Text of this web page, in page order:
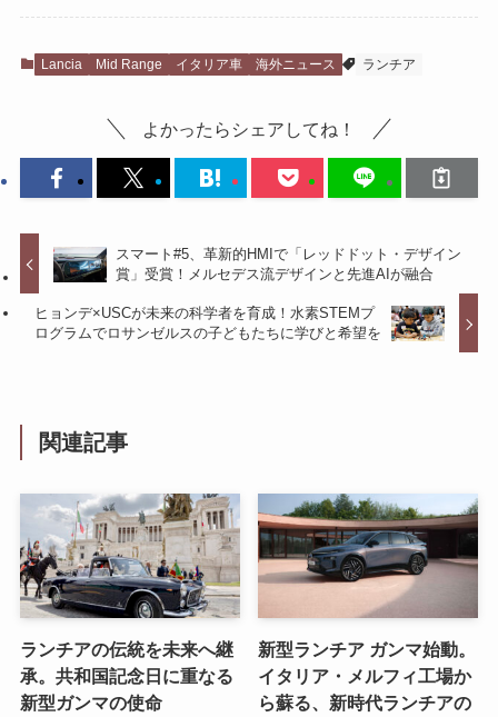
Lancia Mid Range イタリア車 海外ニュース ランチア
よかったらシェアしてね！
スマート#5、革新的HMIで「レッドドット・デザイン
賞」受賞！メルセデス流デザインと先進AIが融合
ヒョンデ×USCが未来の科学者を育成！水素STEMプ
ログラムでロサンゼルスの子どもたちに学びと希望を
関連記事
ランチアの伝統を未来へ継
承。共和国記念日に重なる
新型ガンマの使命
新型ランチア ガンマ始動。
イタリア・メルフィ工場か
ら蘇る、新時代ランチアの